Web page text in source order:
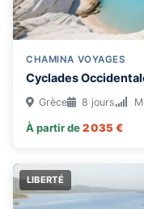
THÉMATIQUE
TYPE DE VOYAGE
Groupe Liberté
RÉGIONS & ÎLES
CHAMINA VOYAGES
Cyclades
Grèce 8 jours
À partir de2 035 €
LIBERTÉ